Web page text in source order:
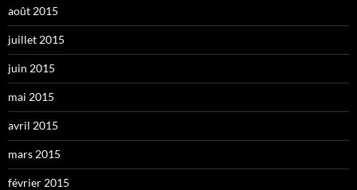
août 2015
juillet 2015
juin 2015
mai 2015
avril 2015
mars 2015
février 2015